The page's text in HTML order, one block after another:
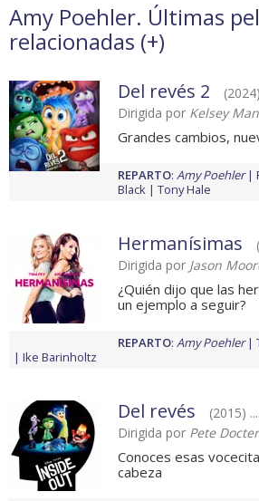
Amy Poehler. Últimas
relacionadas (+)
Del revés 2
Dirigida por Kelsey
Grandes cambios,
REPARTO: Amy Poehler
Black
Tony Hale
Hermanísimas
Dirigida por Jason
¿Quién dijo que las
un ejemplo a seguir?
REPARTO: Amy Poehler
Ike Barinholtz
Del revés
(2015)
Dirigida por Pete Docter
Conoces esas
cabeza